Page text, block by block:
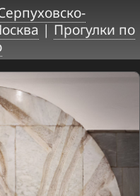
|Прогулки по